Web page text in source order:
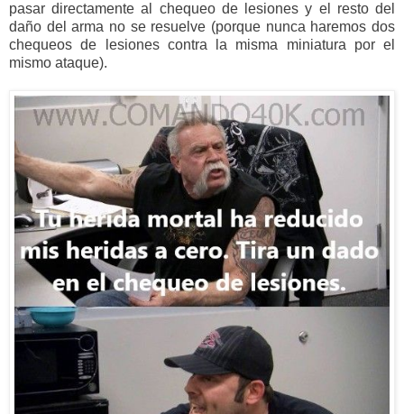
pasar directamente al chequeo de lesiones y el resto del
daño del arma no se resuelve (porque nunca haremos dos
chequeos de lesiones contra la misma miniatura por el
mismo ataque).